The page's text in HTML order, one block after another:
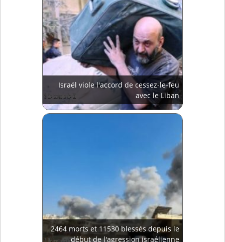
Israël viole l'accord de cessez-le-feu
avec le Liban
2464 morts et 11530 blessés depuis le
début de l'agression israélienne